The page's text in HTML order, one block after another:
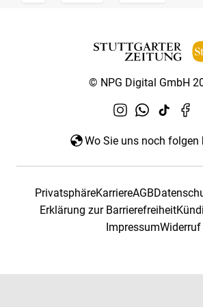
© NPG Digital GmbH
Wo Sie uns noch folgen
PrivatsphäreKarriereAGB
Erklärung zur Barrierefreiheit
ImpressumWiderruf